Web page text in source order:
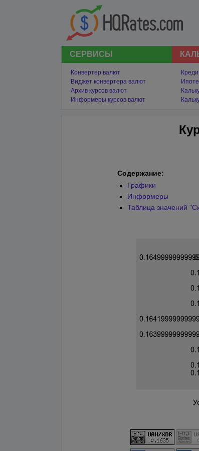
СЕРВИСЫ
Конвертер валют
Виджет конвертера валют
Архив курсов валют
Информеры курсов валют
Содержание:
Графики
Информеры
Таблица значений